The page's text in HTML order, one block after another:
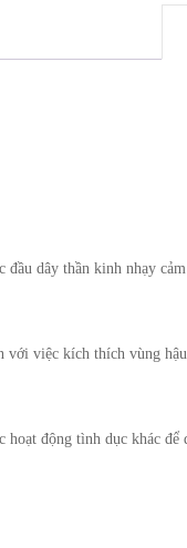
dây thần kinh nhạy
việc kích thích vùng
động tình dục khác